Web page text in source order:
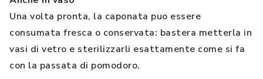
Una volta pronta, la caponata puo essere
consumata fresca o conservata: bastera metterla in
vasi di vetro e sterilizzarli esattamente come si fa
con la passata di pomodoro.